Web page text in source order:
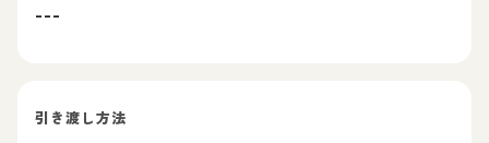
---
引き渡し方法